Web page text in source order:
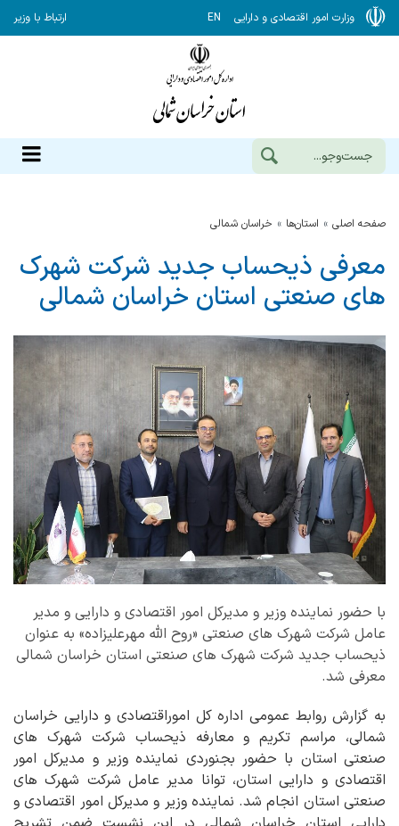
وزارت امور اقتصادی و دارایی EN ارتباط با وزیر
صفحه اصلی استان‌ها خراسان شمالي
معرفی ذیحساب جدید شرکت شهرک
های صنعتی استان خراسان شمالی
با حضور نماینده وزیر و مدیرکل امور اقتصادی و دارایی و مدیر
عامل شرکت شهرک های صنعتی «روح الله مهرعلیزاده» به عنوان
ذیحساب جدید شرکت شهرک های صنعتی استان خراسان شمالی
معرفی شد.
به گزارش روابط عمومی اداره کل اموراقتصادی و دارایی خراسان
شمالی، مراسم تکریم و معارفه ذیحساب شرکت شهرک های
صنعتی استان با حضور بجنوردی نماینده وزیر و مدیرکل امور
اقتصادی و دارایی استان، توانا مدیر عامل شرکت شهرک های
صنعتی استان انجام شد. نماینده وزیر و مدیرکل امور اقتصادی و